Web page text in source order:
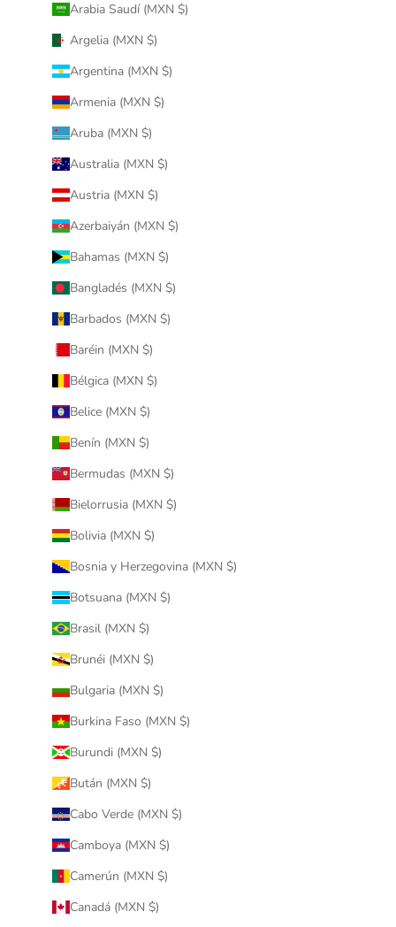
Arabia Saudí (MXN $)
Argelia (MXN $)
Argentina (MXN $)
Armenia (MXN $)
Aruba (MXN $)
Australia (MXN $)
Austria (MXN $)
Azerbaiyán (MXN $)
Bahamas (MXN $)
Bangladés (MXN $)
Barbados (MXN $)
Baréin (MXN $)
Bélgica (MXN $)
Belice (MXN $)
Benín (MXN $)
Bermudas (MXN $)
Bielorrusia (MXN $)
Bolivia (MXN $)
Bosnia y Herzegovina (MXN $)
Botsuana (MXN $)
Brasil (MXN $)
Brunéi (MXN $)
Bulgaria (MXN $)
Burkina Faso (MXN $)
Burundi (MXN $)
Bután (MXN $)
Cabo Verde (MXN $)
Camboya (MXN $)
Camerún (MXN $)
Canadá (MXN $)